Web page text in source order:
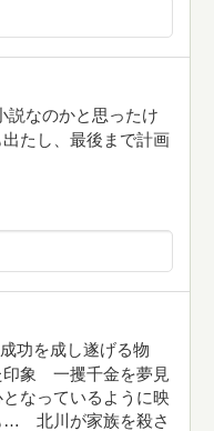
説なのかと思ったけ
たし、最後まで計画
功を成し遂げる物
印象 一攫千金を夢見
なっているように映
… 北川が家族を殺さ